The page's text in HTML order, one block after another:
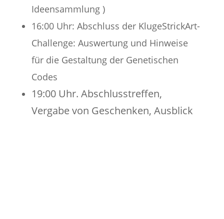
Ideensammlung )
16:00 Uhr: Abschluss der KlugeStrickArt-
Challenge: Auswertung und Hinweise
für die Gestaltung der Genetischen
Codes
19:00 Uhr. Abschlusstreffen,
Vergabe von Geschenken, Ausblick